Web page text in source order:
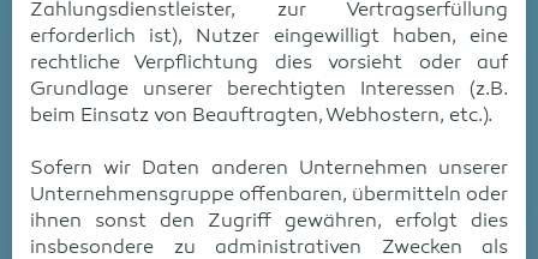
Zahlungsdienstleister, zur Vertragserfüllung
erforderlich ist), Nutzer eingewilligt haben, eine
rechtliche Verpflichtung dies vorsieht oder auf
Grundlage unserer berechtigten Interessen (z.B.
beim Einsatz von Beauftragten, Webhostern, etc.).
Sofern wir Daten anderen Unternehmen unserer
Unternehmensgruppe offenbaren, übermitteln oder
ihnen sonst den Zugriff gewähren, erfolgt dies
insbesondere zu administrativen Zwecken als